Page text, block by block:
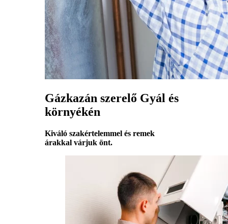
Gázkazán szerelő Gyál és
környékén
Kiváló szakértelemmel és remek
árakkal várjuk önt.